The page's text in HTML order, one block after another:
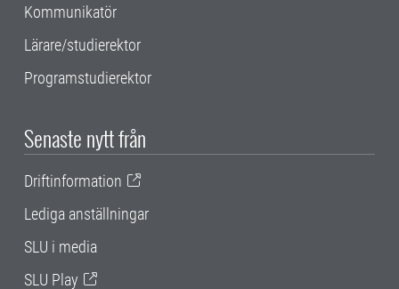
Kommunikatör
Lärare/studierektor
Programstudierektor
Senaste nytt från
Driftinformation
Lediga anställningar
SLU i media
SLU Play